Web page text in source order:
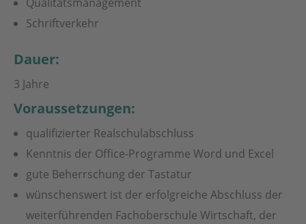
Schriftverkehr
Dauer:
3 Jahre
Voraussetzungen:
qualifizierter Realschulabschluss
Kenntnis der Office-Programme Word und Excel
gute Beherrschung der Tastatur
wünschenswert ist der erfolgreiche Abschluss der
weiterführenden Fachoberschule Wirtschaft, der